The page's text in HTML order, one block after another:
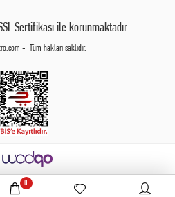
Sertifikası ile korunmaktadır.
- Tüm hakları saklıdır.
0